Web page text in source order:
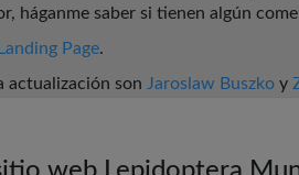
háganme saber si tienen algún
Page.
actualización son Jaroslaw Buszko y